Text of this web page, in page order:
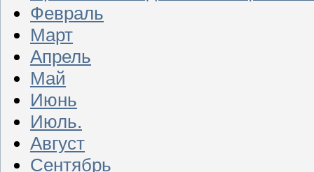
Февраль
Март
Апрель
Май
Июнь
Июль.
Август
Сентябрь